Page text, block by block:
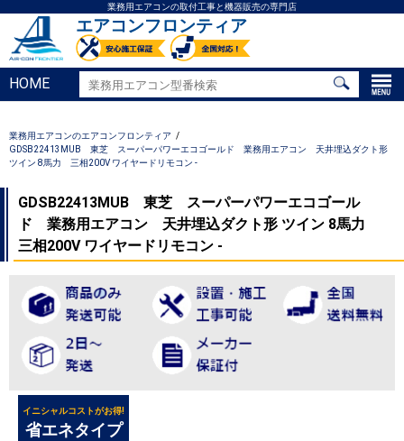
業務用エアコンの取付工事と機器販売の専門店
エアコンフロンティア
HOME
業務用エアコンのエアコンフロンティア
GDSB22413MUB 東芝 スーパーパワーエコゴールド 業務用エアコン 天井埋込ダクト形
ツイン 8馬力 三相200V ワイヤードリモコン -
GDSB22413MUB 東芝 スーパーパワーエコゴール
ド 業務用エアコン 天井埋込ダクト形 ツイン 8馬力
三相200V ワイヤードリモコン -
イニシャルコストがお得!
省エネタイプ